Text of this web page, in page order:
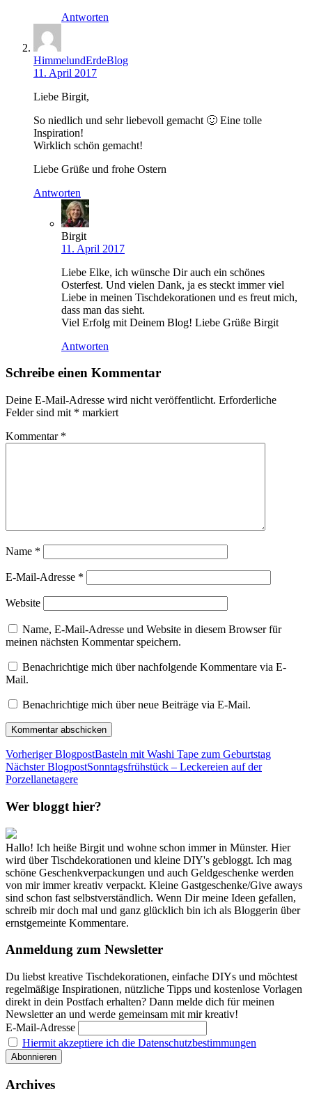
Antworten
HimmelundErdeBlog
11. April 2017
Liebe Birgit,
So niedlich und sehr liebevoll gemacht 🙂 Eine tolle
Inspiration!
Wirklich schön gemacht!
Liebe Grüße und frohe Ostern
Antworten
Birgit
11. April 2017
Liebe Elke, ich wünsche Dir auch ein schönes
Osterfest. Und vielen Dank, ja es steckt immer viel
Liebe in meinen Tischdekorationen und es freut mich,
dass man das sieht.
Viel Erfolg mit Deinem Blog! Liebe Grüße Birgit
Antworten
Schreibe einen Kommentar
Deine E-Mail-Adresse wird nicht veröffentlicht. Erforderliche
Felder sind mit * markiert
Kommentar *
Name *
E-Mail-Adresse *
Website
Name, E-Mail-Adresse und Website in diesem Browser für
meinen nächsten Kommentar speichern.
Benachrichtige mich über nachfolgende Kommentare via E-
Mail.
Benachrichtige mich über neue Beiträge via E-Mail.
Vorheriger BlogpostBasteln mit Washi Tape zum Geburtstag
Nächster BlogpostSonntagsfrühstück – Leckereien auf der
Porzellanetagere
Wer bloggt hier?
Hallo! Ich heiße Birgit und wohne schon immer in Münster. Hier
wird über Tischdekorationen und kleine DIY's gebloggt. Ich mag
schöne Geschenkverpackungen und auch Geldgeschenke werden
von mir immer kreativ verpackt. Kleine Gastgeschenke/Give aways
sind schon fast selbstverständlich. Wenn Dir meine Ideen gefallen,
schreib mir doch mal und ganz glücklich bin ich als Bloggerin über
ernstgemeinte Kommentare.
Anmeldung zum Newsletter
Du liebst kreative Tischdekorationen, einfache DIYs und möchtest
regelmäßige Inspirationen, nützliche Tipps und kostenlose Vorlagen
direkt in dein Postfach erhalten? Dann melde dich für meinen
Newsletter an und werde gemeinsam mit mir kreativ!
E-Mail-Adresse
Hiermit akzeptiere ich die Datenschutzbestimmungen
Archives